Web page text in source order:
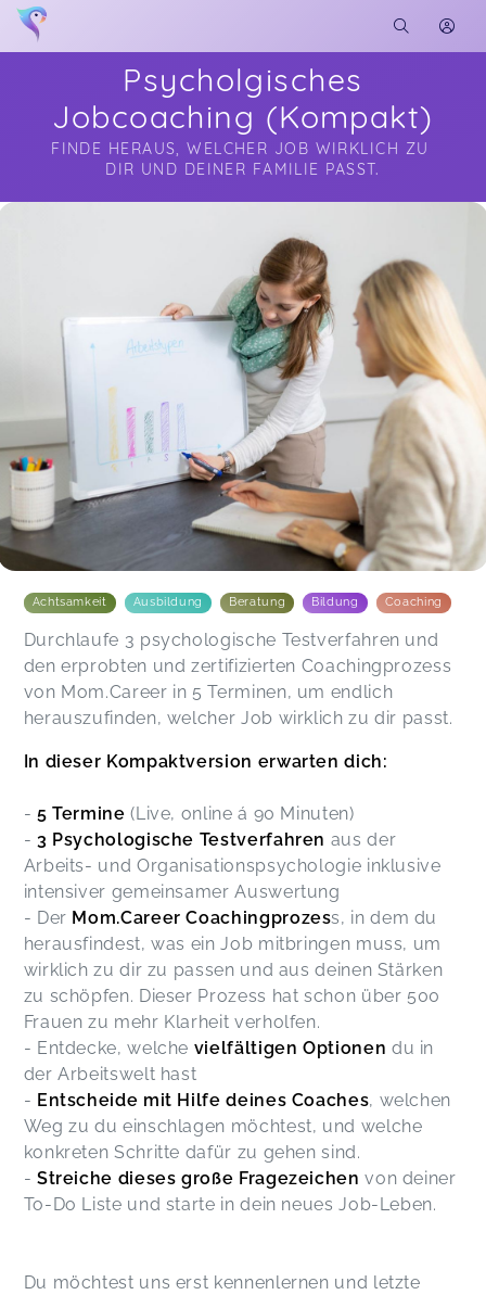
Psycholgisches
Jobcoaching (Kompakt)
FINDE HERAUS, WELCHER JOB WIRKLICH ZU
DIR UND DEINER FAMILIE PASST.
Achtsamkeit Ausbildung Beratung Bildung Coaching
Durchlaufe 3 psychologische Testverfahren und
den erprobten und zertifizierten Coachingprozess
von Mom.Career in 5 Terminen, um endlich
herauszufinden, welcher Job wirklich zu dir passt.
In dieser Kompaktversion erwarten dich:
- 5 Termine (Live, online á 90 Minuten)
- 3 Psychologische Testverfahren aus der
Arbeits- und Organisationspsychologie inklusive
intensiver gemeinsamer Auswertung
- Der Mom.Career Coachingprozess, in dem du
herausfindest, was ein Job mitbringen muss, um
wirklich zu dir zu passen und aus deinen Stärken
zu schöpfen. Dieser Prozess hat schon über 500
Frauen zu mehr Klarheit verholfen.
- Entdecke, welche vielfältigen Optionen du in
der Arbeitswelt hast
- Entscheide mit Hilfe deines Coaches, welchen
Weg zu du einschlagen möchtest, und welche
konkreten Schritte dafür zu gehen sind.
- Streiche dieses große Fragezeichen von deiner
To-Do Liste und starte in dein neues Job-Leben.
Du möchtest uns erst kennenlernen und letzte